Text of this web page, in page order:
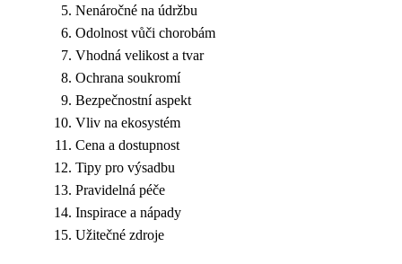
Nenáročné na údržbu
Odolnost vůči chorobám
Vhodná velikost a tvar
Ochrana soukromí
Bezpečnostní aspekt
Vliv na ekosystém
Cena a dostupnost
Tipy pro výsadbu
Pravidelná péče
Inspirace a nápady
Užitečné zdroje